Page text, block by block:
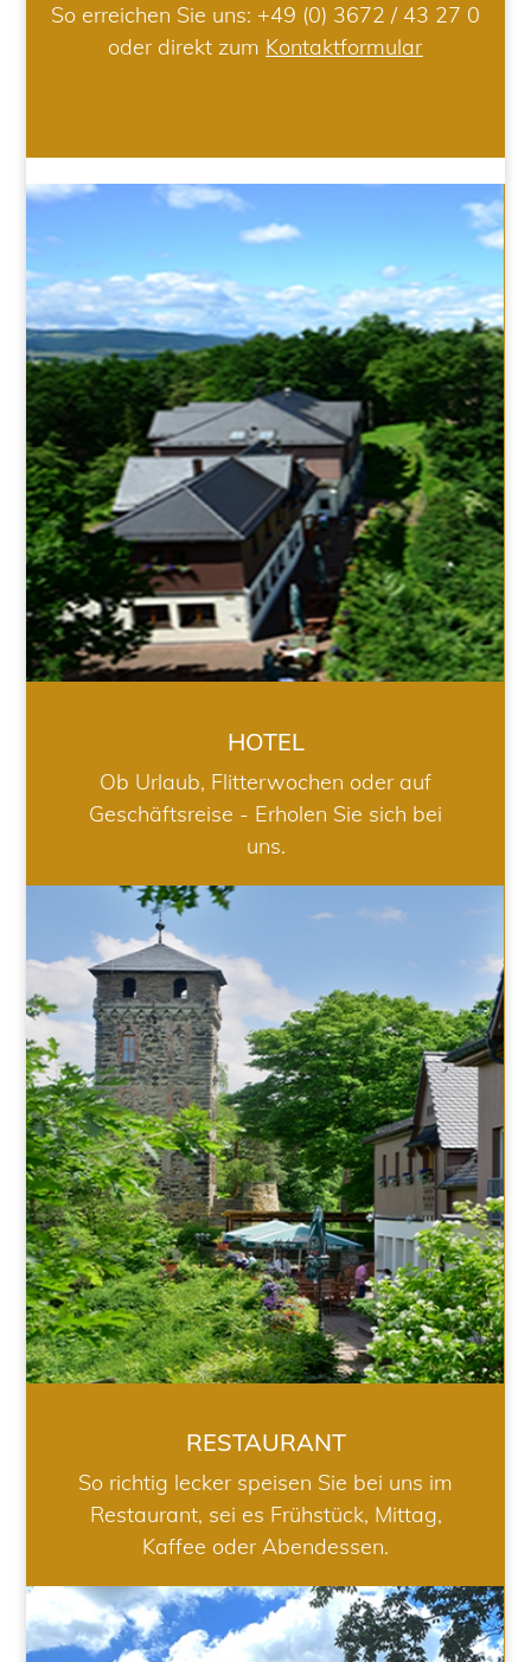
So erreichen Sie uns: +49 (0) 3672 / 43 27 0
oder direkt zum Kontaktformular
HOTEL
HOTEL
Ob Urlaub, Flitterwochen oder auf
Geschäftsreise - Erholen Sie sich bei
uns.
RESTAURANT
RESTAURANT
So richtig lecker speisen Sie bei uns im
Restaurant, sei es Frühstück, Mittag,
Kaffee oder Abendessen.